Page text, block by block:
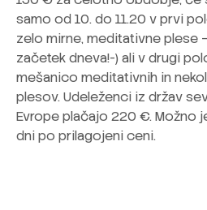
samo od 10. do 11.20 v prvi
zelo mirne, meditativne plese
začetek dneva!-) ali v drugi
mešanico meditativnih in
plesov. Udeleženci iz držav
Evrope plačajo 220 €. Možno
dni po prilagojeni ceni.